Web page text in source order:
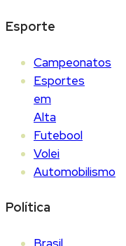
Esporte
Campeonatos
Esportes
em
Alta
Futebool
Volei
Automobilismo
Política